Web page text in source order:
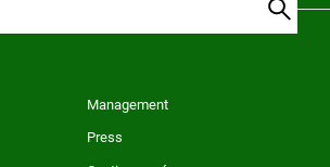
Management
Press